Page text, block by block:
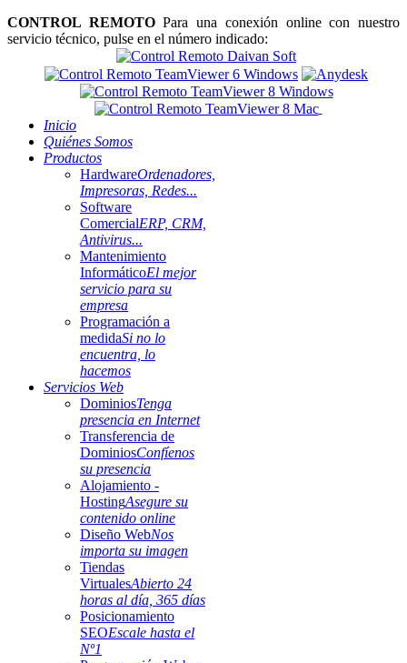
CONTROL REMOTOPara una conexión online con nuestro
servicio técnico, pulse en el número indicado:
Inicio
Quiénes Somos
Productos
HardwareOrdenadores,
Impresoras, Redes...
Software
ComercialERP, CRM,
Antivirus...
Mantenimiento
InformáticoEl mejor
servicio para su
empresa
Programación a
medidaSi no lo
encuentra, lo
hacemos
Servicios Web
DominiosTenga
presencia en Internet
Transferencia de
DominiosConfíenos
su presencia
Alojamiento -
HostingAsegure su
contenido online
Diseño WebNos
importa su imagen
Tiendas
VirtualesAbierto 24
horas al día, 365 días
Posicionamiento
SEOEscale hasta el
Nº1